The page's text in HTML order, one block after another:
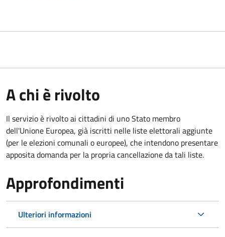
A chi è rivolto
Il servizio è rivolto ai cittadini di uno Stato membro
dell'Unione Europea, già iscritti nelle liste elettorali aggiunte
(per le elezioni comunali o europee), che intendono presentare
apposita domanda per la propria cancellazione da tali liste.
Approfondimenti
Ulteriori informazioni